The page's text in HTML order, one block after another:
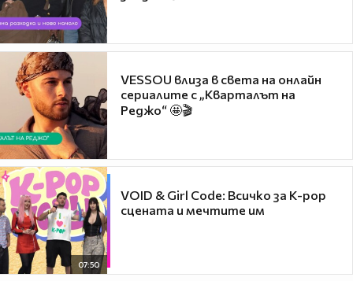
VESSOU влиза в света на онлайн
сериалите с „Кварталът на
Реджо“ 🤩🎬
07:50
VOID & Girl Code: Всичко за K-pop
сцената и мечтите им